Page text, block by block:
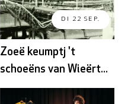
DI 22 SEP.
Zoeë keumptj 't
schoeëns van Wieërt...